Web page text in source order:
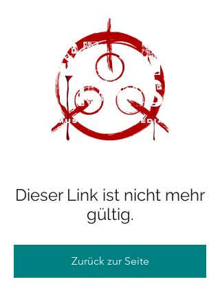
Dieser Link ist nicht mehr
gültig.
Zurück zur Seite